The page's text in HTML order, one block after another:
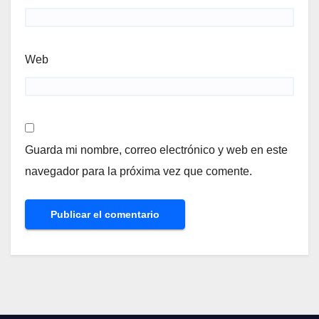
Web
Guarda mi nombre, correo electrónico y web en este
navegador para la próxima vez que comente.